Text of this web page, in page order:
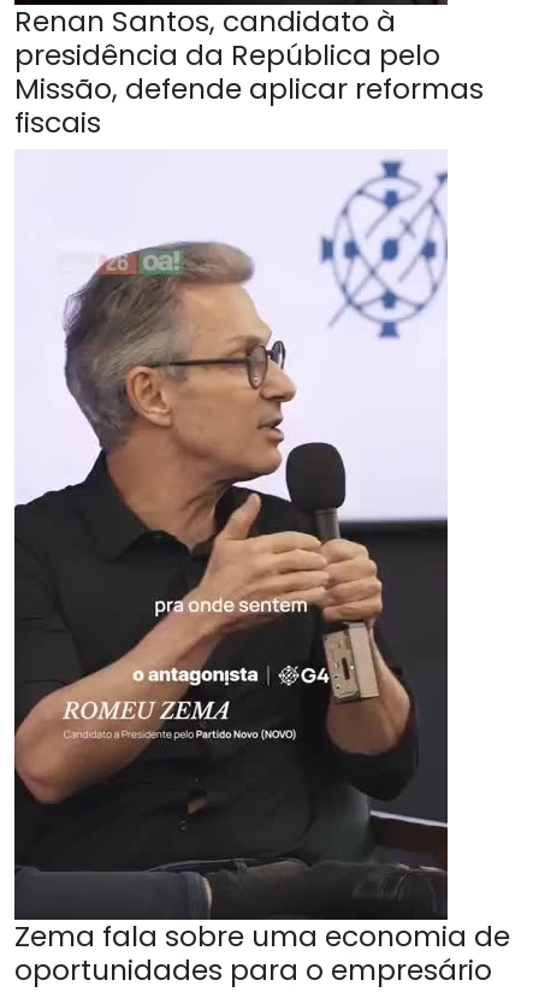
Renan Santos, candidato à
presidência da República pelo
Missão, defende aplicar reformas
fiscais
Zema fala sobre uma economia de
oportunidades para o empresário